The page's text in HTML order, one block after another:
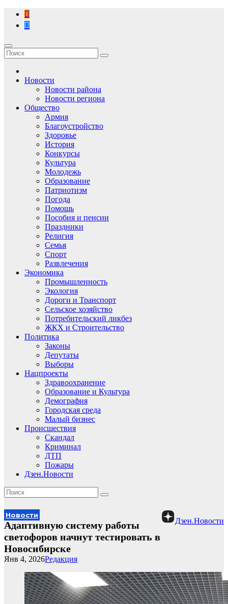
Перейти
содержимому
Новости
Новости района
Новости региона
Общество
Армия
Благоустройство
Здоровье
История
Конкурсы
Культура
Молодежь
Образование
Патриотизм
Погода
Помощь
Пособия и пенсии
Праздники
Религия
Семья
Спорт
Развлечения
Экономика
Промышленность
Экология
Дороги и Транспорт
Сельское хозяйство
Потребительский ликбез
ЖКХ и Строительство
Политика
Законы
Депутаты
Выборы
Нацпроекты
Здравоохранение
Образование и Культура
Демография
Городская среда
Малый бизнес
Происшествия
Скандал
Криминал
ДТП
Пожары
Дзен.Новости
Дзен.Новости
Новости
Адаптивную систему работы
светофоров начнут тестировать в
Новосибирске
Редакция
Янв 4, 2026